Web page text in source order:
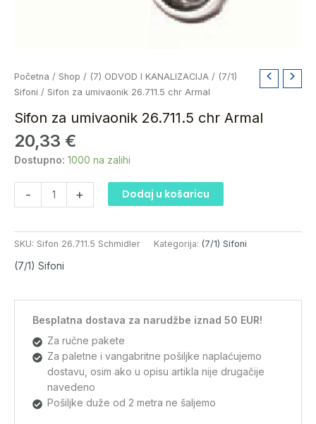
Početna / Shop / (7) ODVOD I KANALIZACIJA / (7/1)
Sifoni / Sifon za umivaonik 26.711.5 chr Armal
Sifon za umivaonik 26.711.5 chr Armal
20,33 €
Dostupno: 1000 na zalihi
-
Sifon
za
26.711.5
chr
Armal
količina
+ Dodaj u košaricu
SKU: Sifon 26.711.5 Schmidler Kategorija: (7/1) Sifoni
(7/1) Sifoni
Besplatna dostava za narudžbe iznad 50 EUR!
Za ručne pakete
Za paletne i vangabritne pošiljke naplaćujemo
dostavu, osim ako u opisu artikla nije drugačije
navedeno
Pošiljke duže od 2 metra ne šaljemo